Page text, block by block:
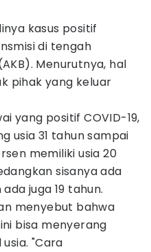
kasus positif
di tengah
Menurutnya, hal
pihak yang keluar
yang positif COVID-19,
usia 31 tahun sampai
memiliki usia 20
sisanya ada
juga 19 tahun.
menyebut bahwa
bisa menyerang
"Cara